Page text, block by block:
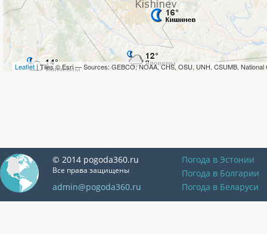
Leaflet | Tiles © Esri — Sources: GEBCO, NOAA, CHS, OSU, UNH, CSUMB, National
© 2014 pogoda360.ru
Все права защищены
admin@pogoda360.ru
Погода в Эстонии
Погода в Болгарии
Погода в Беларуси